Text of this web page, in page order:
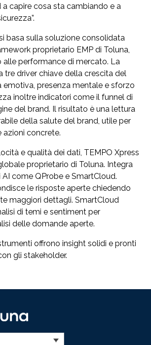
a capire cosa sta cambiando e a
basa sulla soluzione consolidata
proprietario EMP di Toluna,
performance di mercato. La
tre driver chiave della crescita del
emotiva, presenza mentale e sforzo
inoltre indicatori come il funnel di
del brand. Il risultato è una lettura
della salute del brand, utile per
azioni concrete.
e qualità dei dati, TEMPO Xpress
proprietario di Toluna. Integra
come QProbe e SmartCloud.
le risposte aperte chiedendo
maggiori dettagli. SmartCloud
di temi e sentiment per
delle domande aperte.
offrono insight solidi e pronti
gli stakeholder.